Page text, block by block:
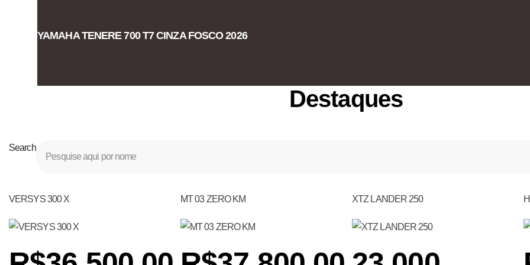
YAMAHA TENERE 700 T7 CINZA FOSCO 2026
Destaques
Search
VERSYS 300 X MT 03 ZERO KM XTZ LANDER 250